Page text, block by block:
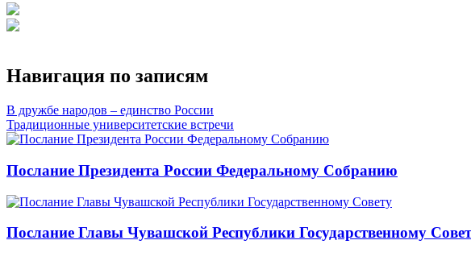
Навигация по записям
В дружбе народов – единство России
Традиционные университетские встречи
Послание Президента России Федеральному Собранию
Послание Главы Чувашской Республики Государственному